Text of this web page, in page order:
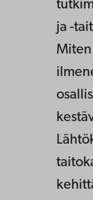
ja -
Miten